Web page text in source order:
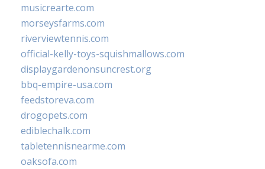
musicrearte.com
morseysfarms.com
riverviewtennis.com
official-kelly-toys-squishmallows.com
displaygardenonsuncrest.org
bbq-empire-usa.com
feedstoreva.com
drogopets.com
ediblechalk.com
tabletennisnearme.com
oaksofa.com